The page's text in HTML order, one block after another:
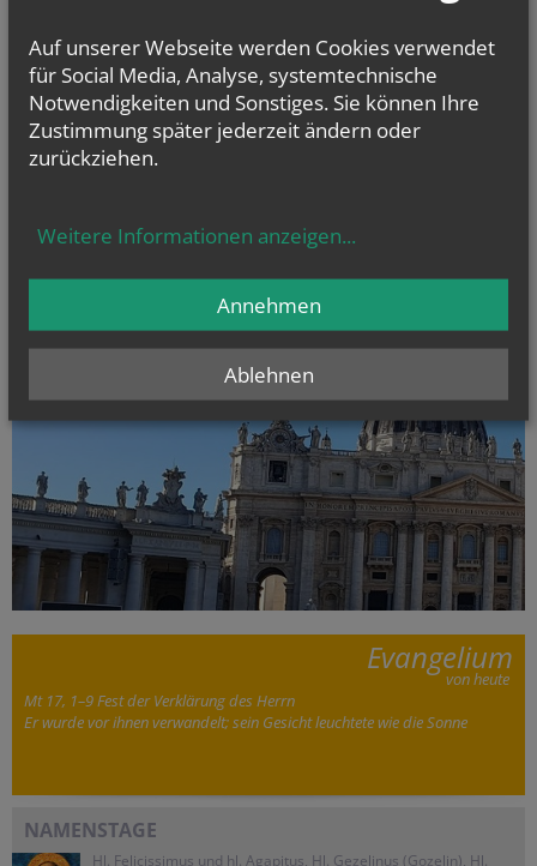
Evangelium
von heute
Mt 17, 1–9 Fest der Verklärung des Herrn
Er wurde vor ihnen verwandelt; sein Gesicht leuchtete wie die Sonne
NAMENSTAGE
Hl. Felicissimus und hl. Agapitus, Hl. Gezelinus (Gozelin), Hl.
Auf unserer Webseite werden Cookies verwendet
für Social Media, Analyse, systemtechnische
Notwendigkeiten und Sonstiges. Sie können Ihre
Zustimmung später jederzeit ändern oder
zurückziehen.
Weitere Informationen anzeigen...
Ablehnen
Annehmen